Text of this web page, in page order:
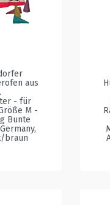
aus
- für
M -
Bunte
,
braun